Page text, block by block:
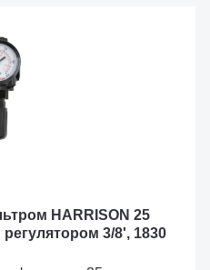
HARRISON 25
3/8', 1830